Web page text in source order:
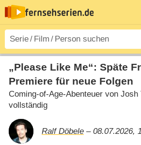
„Please Like Me“: Späte
Premiere für neue Folgen
Coming-of-Age-Abenteuer von
vollständig
Ralf Döbele– 08.07.2026,